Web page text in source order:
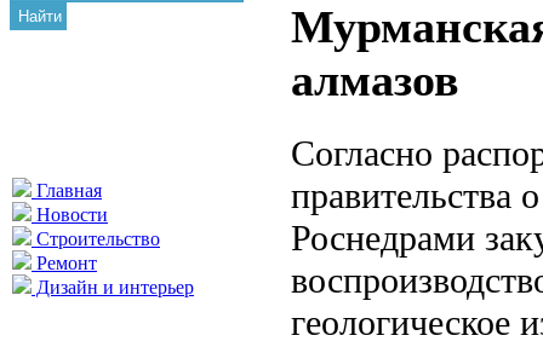
Найти
Главная
Новости
Строительство
Ремонт
Дизайн и интерьер
алмазов
Согласно
правительства
Роснедрами
геологическое